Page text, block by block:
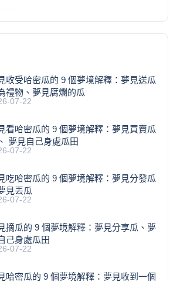
收受哈密瓜的 9 個夢境解釋：夢見送瓜
禮物、夢見腐爛的瓜
07-22
看哈密瓜的 9 個夢境解釋：夢見買賣瓜
夢見自己身處瓜田
07-22
吃哈密瓜的 9 個夢境解釋：夢見分發瓜
見丟瓜
07-22
摘瓜的 9 個夢境解釋：夢見分享瓜、夢
己身處瓜田
07-22
哈密瓜的 9 個夢境解釋：夢見收到一個